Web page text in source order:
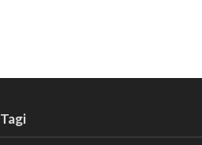
Tagi